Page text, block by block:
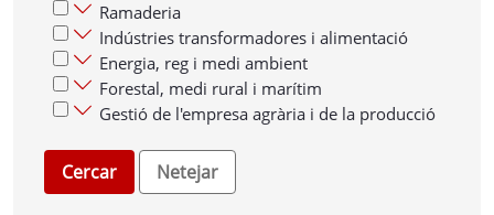
Ramaderia
Indústries transformadores i alimentació
Energia, reg i medi ambient
Forestal, medi rural i marítim
Gestió de l'empresa agrària i de la producció